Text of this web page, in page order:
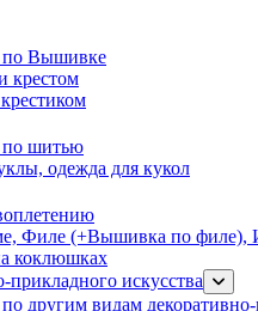
Вышивке
крестом
шитью
одежда для кукол
Филе (+Вышивка по филе),
коклюшках
искусства
другим видам декоративно-